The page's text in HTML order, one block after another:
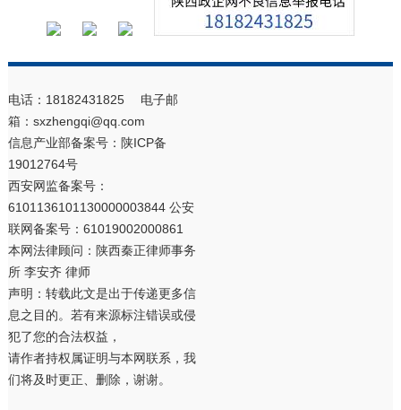
电话：18182431825 电子邮
箱：sxzhengqi@qq.com
信息产业部备案号： 陕ICP备
19012764号
西安网监备案号：
6101136101130000003844 公安
联网备案号：61019002000861
本网法律顾问：陕西秦正律师事务
所 李安齐 律师
声明：转载此文是出于传递更多信
息之目的。若有来源标注错误或侵
犯了您的合法权益，
请作者持权属证明与本网联系，我
们将及时更正、删除，谢谢。